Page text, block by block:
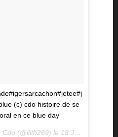
(c) cdo histoire de se
en ce blue day
(@lilth269) le 18 Janv. 2016 à 3h57 PST